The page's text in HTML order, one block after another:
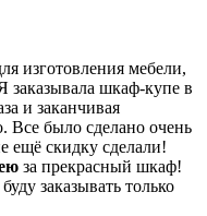
изготовления мебели,
шкаф-купе в
и заканчивая
было сделано очень
ещё скидку сделали!
за прекрасный шкаф!
заказывать только